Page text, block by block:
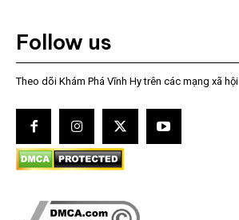
Follow us
Theo dõi Khám Phá Vĩnh Hy trên các mạng xã hội